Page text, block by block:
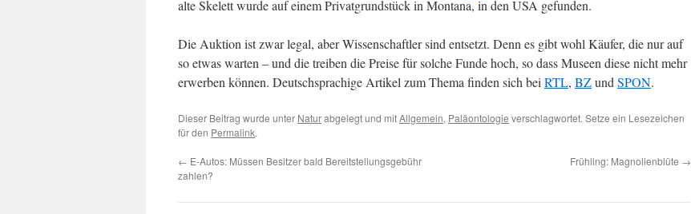
alte Skelett wurde auf einem Privatgrundstück in Montana, in den USA gefunden.
Die Auktion ist zwar legal, aber Wissenschaftler sind entsetzt. Denn es gibt wohl Käufer, die nur auf
so etwas warten – und die treiben die Preise für solche Funde hoch, so dass Museen diese nicht mehr
erwerben können. Deutschsprachige Artikel zum Thema finden sich bei RTL, BZund SPON.
Dieser Beitrag wurde unter Naturabgelegt und mitAllgemein, Paläontologie verschlagwortet. Setze ein Lesezeichen
für den Permalink.
← E-Autos: Müssen Besitzer bald Bereitstellungsgebühr
zahlen?
Frühling: Magnolienblüte →